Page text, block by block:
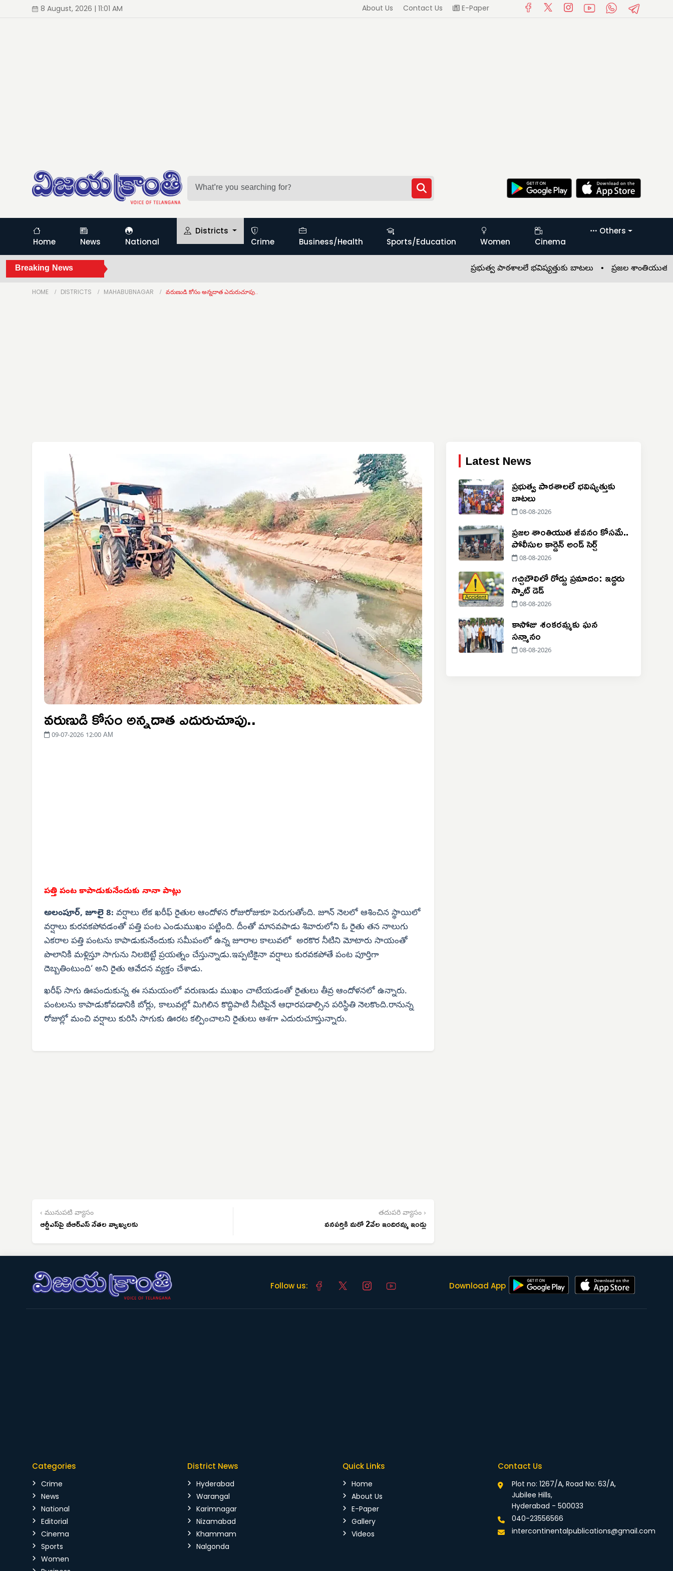
8 August, 2026 | 11:01 AM About Us Contact Us E-Paper
Home News National
Districts
Crime
Business/Health Sports/Education Women Cinema
Others
Breaking News ప్రభుత్వ పాఠశాలలే భవిష్యత్తుకు బాటలు •ప్రజల శాంతియుత జీవనం
HOME DISTRICTS MAHABUBNAGAR వరుణుడి కోసం అన్నదాత ఎదురుచూపు..
వరుణుడి కోసం అన్నదాత ఎదురుచూపు..
09-07-2026 12:00 AM
పత్తి పంట కాపాడుకునేందుకు నానా పాట్లు
అలంపూర్, జూలై 8: వర్షాలు లేక ఖరీఫ్ రైతుల ఆందోళన రోజురోజుకూ పెరుగుతోంది. జూన్ నెలలో ఆశించిన స్థాయిలో
వర్షాలు కురవకపోవడంతో పత్తి పంట ఎండుముఖం పట్టింది. దీంతో మానవపాడు శివారులోని ఓ రైతు తన నాలుగు
ఎకరాల పత్తి పంటను కాపాడుకునేందుకు సమీపంలో ఉన్న జూరాల కాలువలో అరకొర నీటిని మోటారు సాయంతో
పొలానికి మళ్లిస్తూ సాగును నిలబెట్టే ప్రయత్నం చేస్తున్నాడు.ఇప్పటికైనా వర్షాలు కురవకపోతే పంట పూర్తిగా
దెబ్బతింటుంది‘ అని రైతు ఆవేదన వ్యక్తం చేశాడు.
ఖరీఫ్ సాగు ఊపందుకున్న ఈ సమయంలో వరుణుడు ముఖం చాటేయడంతో రైతులు తీవ్ర ఆందోళనలో ఉన్నారు.
పంటలను కాపాడుకోవడానికి బోర్లు, కాలువల్లో మిగిలిన కొద్దిపాటి నీటిపైనే ఆధారపడాల్సిన పరిస్థితి నెలకొంది.రానున్న
రోజుల్లో మంచి వర్షాలు కురిసి సాగుకు ఊరట కల్పించాలని రైతులు ఆశగా ఎదురుచూస్తున్నారు.
‹ మునుపటి వ్యాసం
ఆర్డీఎస్‌పై బీఆర్‌ఎస్ నేతల వ్యాఖ్యలకు
తదుపరి వ్యాసం ›
వనపర్తికి మరో 2వేల ఇందిరమ్మ ఇండ్లు
Latest News
ప్రభుత్వ పాఠశాలలే భవిష్యత్తుకు
బాటలు
08-08-2026
ప్రజల శాంతియుత జీవనం కోసమే..
పోలీసుల కార్డెన్ అండ్ సెర్చ్
08-08-2026
గచ్చిబౌలిలో రోడ్డు ప్రమాదం: ఇద్దరు
స్పాట్ డెడ్
08-08-2026
కాసోజు శంకరమ్మకు ఘన
సన్మానం
08-08-2026
Follow us: Download App
Categories
Crime
News
National
Editorial
Cinema
Sports
Women
District News
Hyderabad
Warangal
Karimnagar
Nizamabad
Khammam
Nalgonda
Quick Links
Home
About Us
E-Paper
Gallery
Videos
Contact Us
Plot no: 1267/A, Road No: 63/A,
Jubilee Hills,
Hyderabad - 500033
040-23556566
intercontinentalpublications@gmail.com